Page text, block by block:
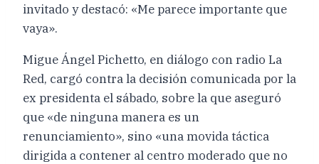
invitado y destacó: «Me parece importante que
vaya».
Migue Ángel Pichetto, en diálogo con radio La
Red, cargó contra la decisión comunicada por la
ex presidenta el sábado, sobre la que aseguró
que «de ninguna manera es un
renunciamiento», sino «una movida táctica
dirigida a contener al centro moderado que no